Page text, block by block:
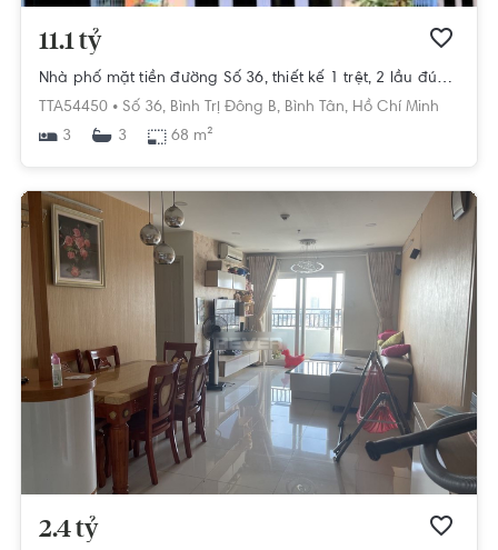
11.1 tỷ
Nhà phố mặt tiền đường Số 36, thiết kế 1 trệt, 2 lầu đúc kiên cố.
TTA54450 • Số 36, Bình Trị Đông B, Bình Tân, Hồ Chí Minh
3
3 68 m²
2.4 tỷ